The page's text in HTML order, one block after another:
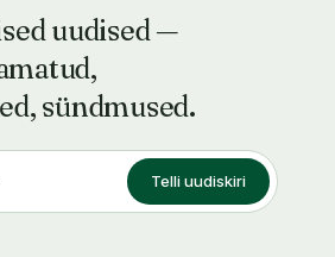
uudised —
sündmused.
Telli uudiskiri